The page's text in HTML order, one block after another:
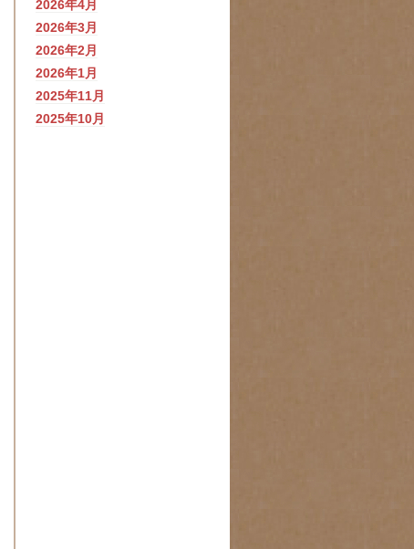
2026年4月
2026年3月
2026年2月
2026年1月
2025年11月
2025年10月